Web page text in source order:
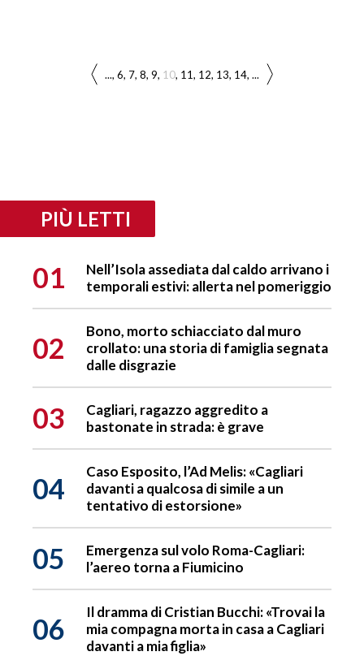
... 6 7 8 9 10 11 12 13 14 ...
PIÙ LETTI
01
Nell’Isola assediata dal caldo arrivano i
temporali estivi: allerta nel pomeriggio
02
Bono, morto schiacciato dal muro
crollato: una storia di famiglia segnata
dalle disgrazie
03
Cagliari, ragazzo aggredito a
bastonate in strada: è grave
04
Caso Esposito, l’Ad Melis: «Cagliari
davanti a qualcosa di simile a un
tentativo di estorsione»
05
Emergenza sul volo Roma-Cagliari:
l’aereo torna a Fiumicino
06
Il dramma di Cristian Bucchi: «Trovai la
mia compagna morta in casa a Cagliari
davanti a mia figlia»